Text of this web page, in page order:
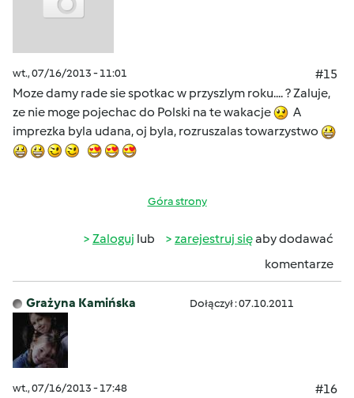
wt., 07/16/2013 - 11:01
#15
Moze damy rade sie spotkac w przyszlym roku.... ? Zaluje,
ze nie moge pojechac do Polski na te wakacje
A
imprezka byla udana, oj byla, rozruszalas towarzystwo
Góra strony
Zaloguj lub zarejestruj sięaby dodawać
komentarze
Grażyna Kamińska Dołączył : 07.10.2011
wt., 07/16/2013 - 17:48 #16